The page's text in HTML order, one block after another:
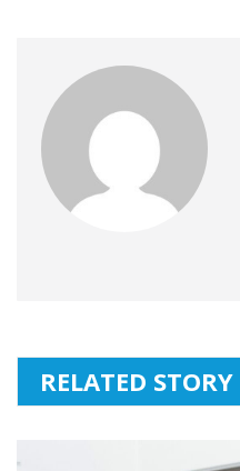
RELATED STORY